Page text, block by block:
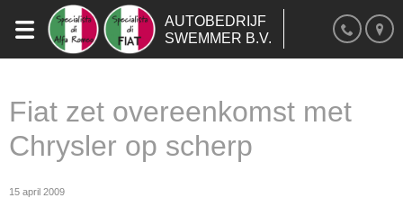
AUTOBEDRIJF
SWEMMER B.V.
Fiat zet overeenkomst met
Chrysler op scherp
15 april 2009